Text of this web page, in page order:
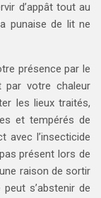
d’appât tout au
punaise de lit ne
présence par le
par votre chaleur
les lieux traités,
et tempérés de
l’insecticide
présent lors de
raison de sortir
s’abstenir de